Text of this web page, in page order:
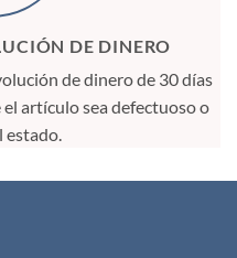
DE DINERO
de dinero de 30 días
artículo sea defectuoso o
estado.